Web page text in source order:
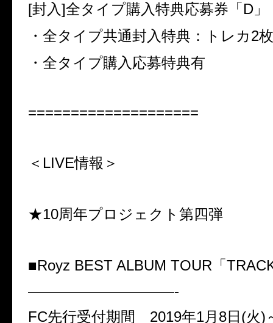
[封入]全タイプ購入特典応募券「 D 」
・全タイプ共通封入特典：トレカ2
・全タイプ購入応募特典有
====================
＜LIVE情報＞
★10周年プロジェクト第四弾
■Royz BEST ALBUM TOUR 「
——————————-
FC先行受付期間 2019年1月 8日 (火)